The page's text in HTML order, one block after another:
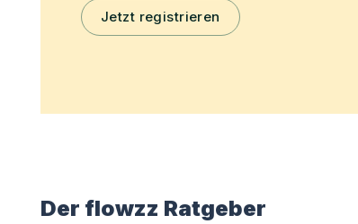
Jetzt registrieren
Der flowzz Ratgeber